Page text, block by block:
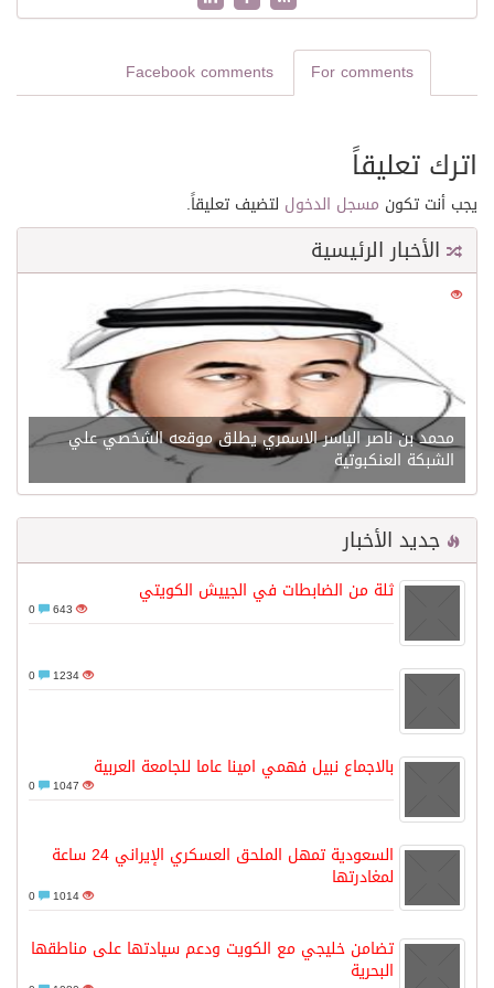
For comments
Facebook comments
اترك تعليقاً
يجب أنت تكون مسجل الدخول لتضيف تعليقاً.
الأخبار الرئيسية
21630
محمد بن ناصر الياسر الاسمري يطلق موقعه الشخصي علي
الشبكة العنكبوتية
جديد الأخبار
ثلة من الضابطات في الجييش الكويتي
643
1234
بالاجماع نبيل فهمي امينا عاما للجامعة العربية
1047
السعودية تمهل الملحق العسكري الإيراني 24 ساعة
لمغادرتها
1014
تضامن خليجي مع الكويت ودعم سيادتها على مناطقها
البحرية